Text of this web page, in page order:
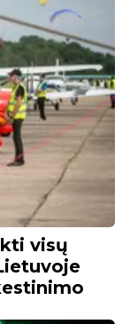
visų